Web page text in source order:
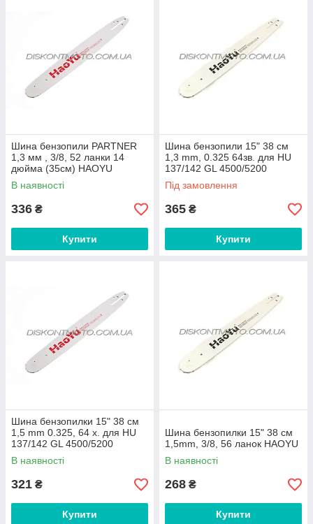
Шина бензопили PARTNER
1,3 мм , 3/8, 52 ланки 14
дюйма (35см) HAOYU
PROFESSIONAL
В наявності
336 ₴
Купити
Шина бензопили 15" 38 см
1,3 mm, 0.325 64зв. для HU
137/142 GL 4500/5200
HAOYU
Під замовлення
365 ₴
Купити
Шина бензопилки 15" 38 см
1,5 mm 0.325, 64 х. для HU
137/142 GL 4500/5200
HAOYU PROFESSIONAL
В наявності
321 ₴
Купити
Шина бензопилки 15" 38 см
1,5mm, 3/8, 56 ланок HAOYU
В наявності
268 ₴
Купити